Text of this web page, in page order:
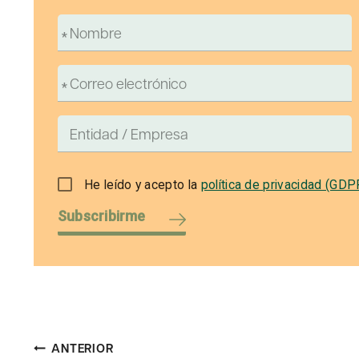
He leído y acepto la política de privacidad
Subscribirme
ANTERIOR